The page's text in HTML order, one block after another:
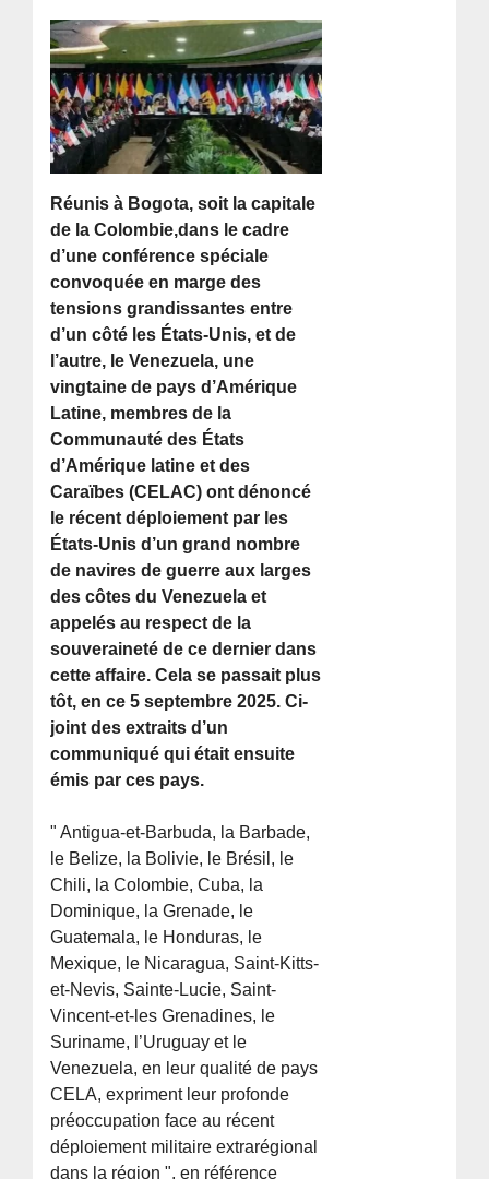
Réunis à Bogota, soit la capitale
de la Colombie,dans le cadre
d’une conférence spéciale
convoquée en marge des
tensions grandissantes entre
d’un côté les États-Unis, et de
l’autre, le Venezuela, une
vingtaine de pays d’Amérique
Latine, membres de la
Communauté des États
d’Amérique latine et des
Caraïbes (CELAC) ont dénoncé
le récent déploiement par les
États-Unis d’un grand nombre
de navires de guerre aux larges
des côtes du Venezuela et
appelés au respect de la
souveraineté de ce dernier dans
cette affaire. Cela se passait plus
tôt, en ce 5 septembre 2025. Ci-
joint des extraits d’un
communiqué qui était ensuite
émis par ces pays.
" Antigua-et-Barbuda, la Barbade,
le Belize, la Bolivie, le Brésil, le
Chili, la Colombie, Cuba, la
Dominique, la Grenade, le
Guatemala, le Honduras, le
Mexique, le Nicaragua, Saint-Kitts-
et-Nevis, Sainte-Lucie, Saint-
Vincent-et-les Grenadines, le
Suriname, l’Uruguay et le
Venezuela, en leur qualité de pays
CELA, expriment leur profonde
préoccupation face au récent
déploiement militaire extrarégional
dans la région ", en référence